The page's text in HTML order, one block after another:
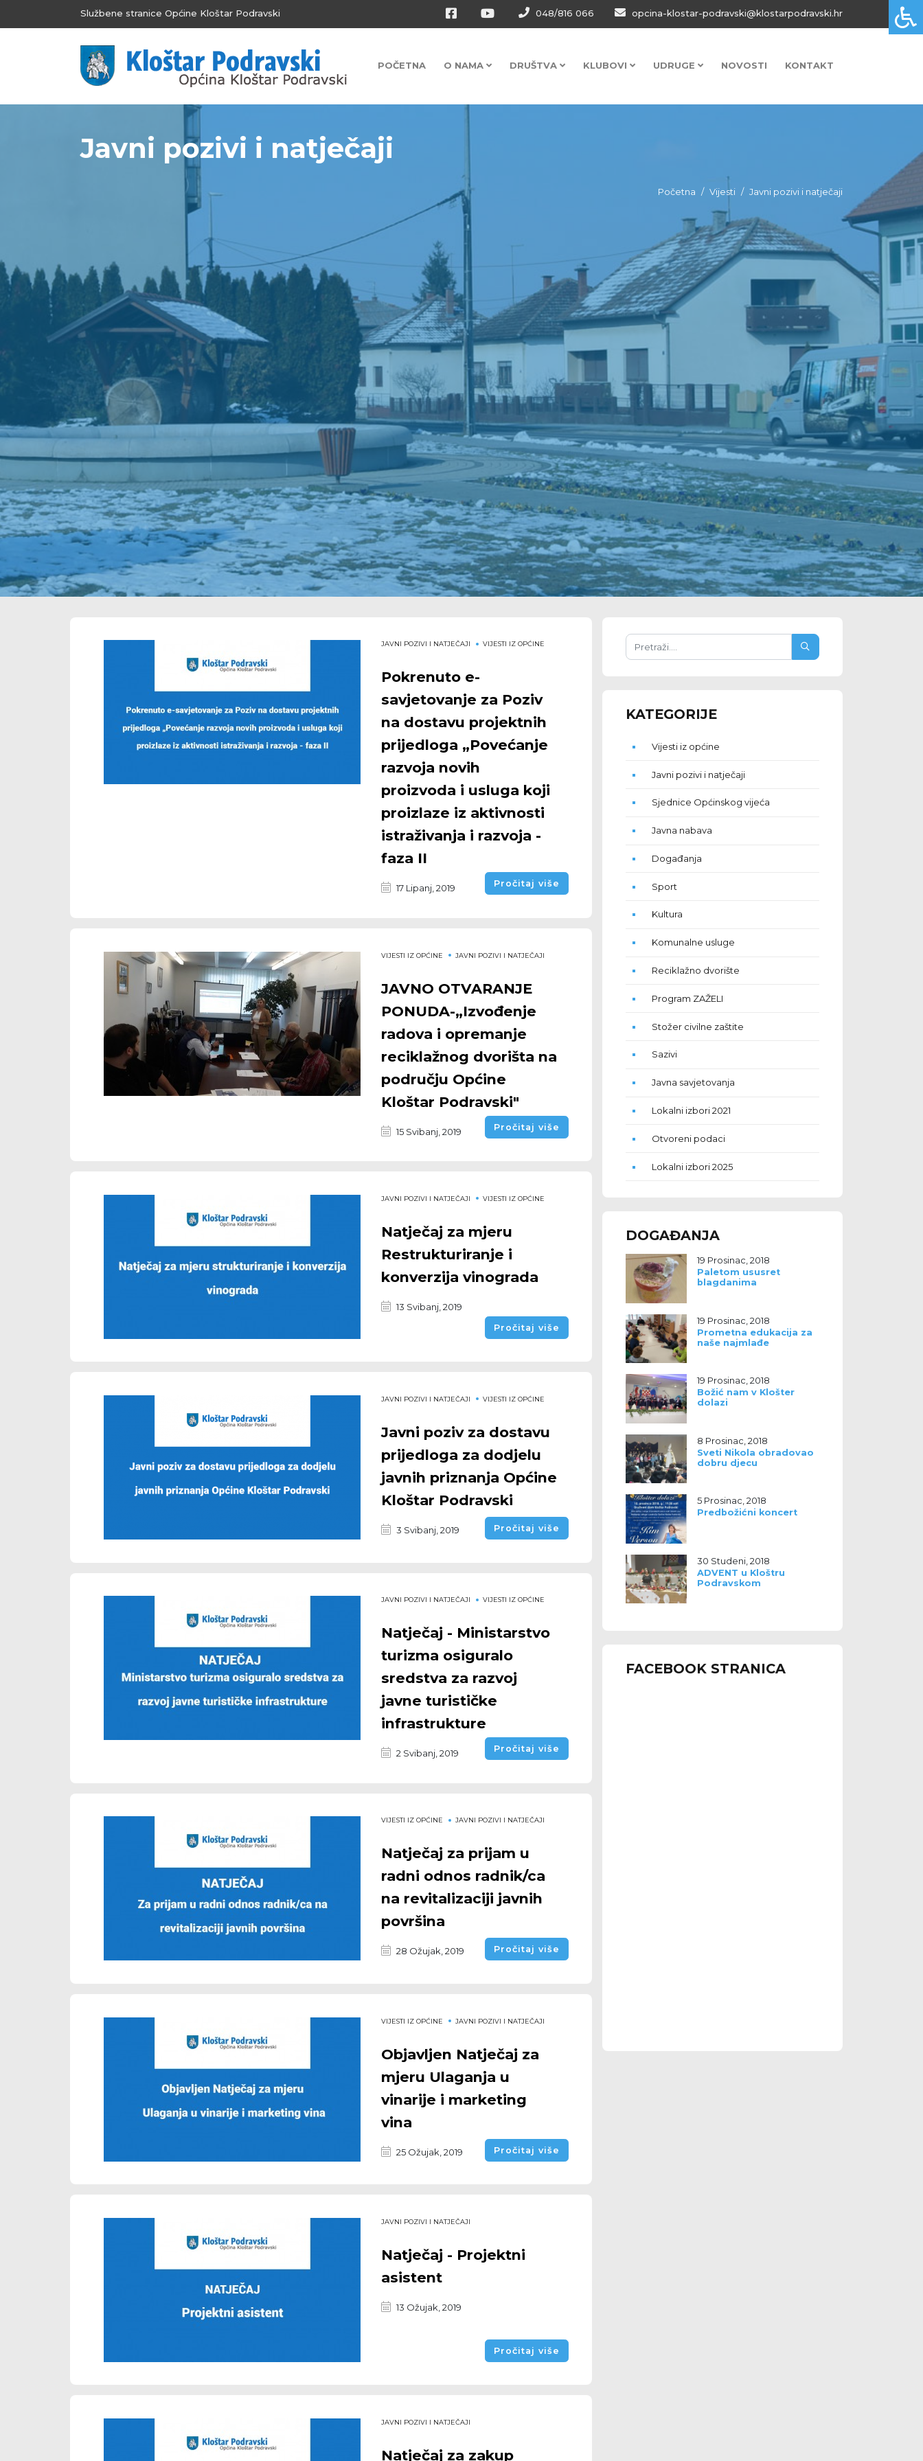
Službene stranice Općine Kloštar Podravski 048/816 066 opcina-klostar-podravski@klostarpodravski.hr
POČETNA O NAMA DRUŠTVA KLUBOVI UDRUGE NOVOSTI KONTAKT
Javni pozivi i natječaji
Početna Vijesti Javni pozivi i natječaji
JAVNI POZIVI I NATJEČAJI VIJESTI IZ OPĆINE
Pokrenuto e-
savjetovanje za Poziv
na dostavu projektnih
prijedloga „Povećanje
razvoja novih
proizvoda i usluga koji
proizlaze iz aktivnosti
istraživanja i razvoja -
faza II
17 Lipanj, 2019 Pročitaj više
VIJESTI IZ OPĆINE JAVNI POZIVI I NATJEČAJI
JAVNO OTVARANJE
PONUDA-„Izvođenje
radova i opremanje
reciklažnog dvorišta na
području Općine
Kloštar Podravski"
15 Svibanj, 2019 Pročitaj više
JAVNI POZIVI I NATJEČAJI VIJESTI IZ OPĆINE
Natječaj za mjeru
Restrukturiranje i
konverzija vinograda
13 Svibanj, 2019
Pročitaj više
JAVNI POZIVI I NATJEČAJI VIJESTI IZ OPĆINE
Javni poziv za dostavu
prijedloga za dodjelu
javnih priznanja Općine
Kloštar Podravski
3 Svibanj, 2019 Pročitaj više
JAVNI POZIVI I NATJEČAJI VIJESTI IZ OPĆINE
Natječaj - ​Ministarstvo
turizma osiguralo
sredstva za razvoj
javne turističke
infrastrukture
2 Svibanj, 2019 Pročitaj više
VIJESTI IZ OPĆINE JAVNI POZIVI I NATJEČAJI
Natječaj za prijam u
radni odnos radnik/ca
na revitalizaciji javnih
površina
28 Ožujak, 2019 Pročitaj više
VIJESTI IZ OPĆINE JAVNI POZIVI I NATJEČAJI
Objavljen Natječaj za
mjeru Ulaganja u
vinarije i marketing
vina
25 Ožujak, 2019 Pročitaj više
JAVNI POZIVI I NATJEČAJI
Natječaj - Projektni
asistent
13 Ožujak, 2019
Pročitaj više
JAVNI POZIVI I NATJEČAJI
Natječaj za zakup
KATEGORIJE
Vijesti iz općine
Javni pozivi i natječaji
Sjednice Općinskog vijeća
Javna nabava
Događanja
Sport
Kultura
Komunalne usluge
Reciklažno dvorište
Program ZAŽELI
Stožer civilne zaštite
Sazivi
Javna savjetovanja
Lokalni izbori 2021
Otvoreni podaci
Lokalni izbori 2025
DOGAĐANJA
19 Prosinac, 2018
Paletom ususret
blagdanima
19 Prosinac, 2018
Prometna edukacija za
naše najmlađe
19 Prosinac, 2018
Božić nam v Klošter
dolazi
8 Prosinac, 2018
Sveti Nikola obradovao
dobru djecu
5 Prosinac, 2018
Predbožićni koncert
30 Studeni, 2018
ADVENT u Kloštru
Podravskom
FACEBOOK STRANICA